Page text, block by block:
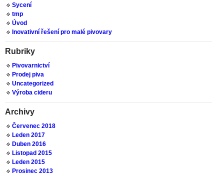
Sycení
tmp
Úvod
Inovativní řešení pro malé pivovary
Rubriky
Pivovarnictví
Prodej piva
Uncategorized
Výroba cideru
Archivy
Červenec 2018
Leden 2017
Duben 2016
Listopad 2015
Leden 2015
Prosinec 2013